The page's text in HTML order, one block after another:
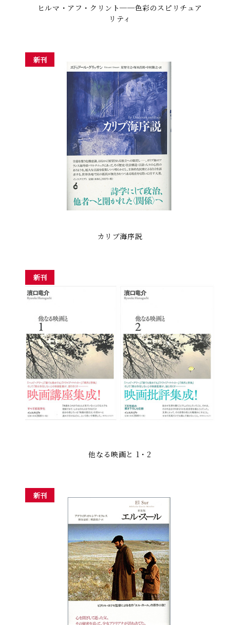
ヒルマ・アフ・クリント──色彩のスピリチュア
リティ
新刊
カリブ海序説
新刊
他なる映画と 1・2
新刊